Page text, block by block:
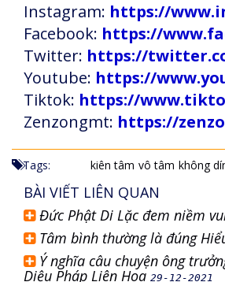
Instagram: https://
Facebook: https://
Twitter: https://
Youtube: https://
Tiktok: https://
Zenzongmt: https://
Tags: kiên tâm vô tâm không
BÀI VIẾT LIÊN QUAN
Đức Phật Di Lặc đem niềm
Tâm bình thường là đúng
Ý nghĩa câu chuyện ông
Diệu Pháp Liên Hoa 29-12-2021